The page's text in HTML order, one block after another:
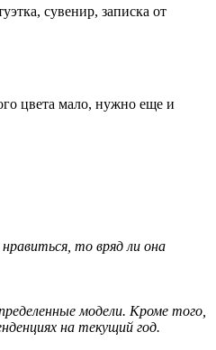
сувенир, записка от
цвета мало, нужно еще и
то вряд ли она
модели. Кроме того,
на текущий год.